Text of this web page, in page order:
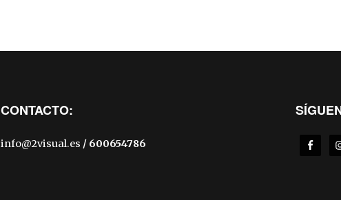
CONTACTO:
info@2visual.es / 600654786